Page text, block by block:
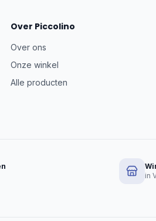
Over Piccolino
Over ons
Onze winkel
Alle producten
in